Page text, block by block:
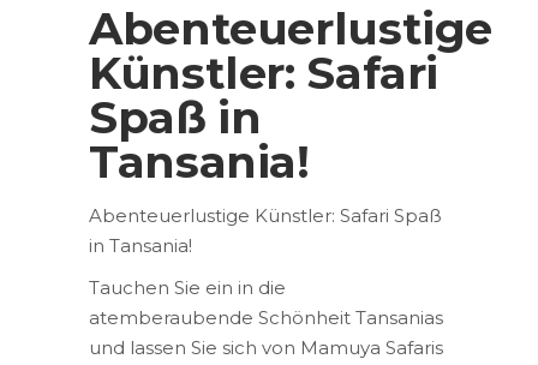
Abenteuerlustige
Künstler: Safari
Spaß in
Tansania!
Abenteuerlustige Künstler: Safari Spaß
in Tansania!
Tauchen Sie ein in die
atemberaubende Schönheit Tansanias
und lassen Sie sich von Mamuya Safaris